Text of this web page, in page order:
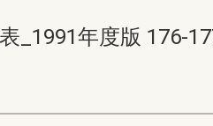
_1991年度版 176-